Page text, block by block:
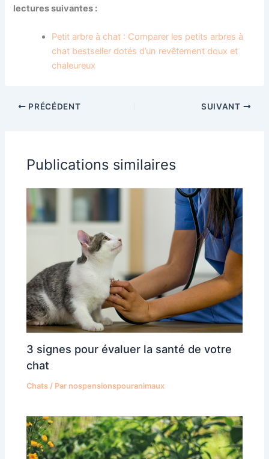
lectures suivantes :
Petit arbre à chat : Comparer les petits arbres à
chat bestseller dotés d’un revêtement doux et
chaleureux
PRÉCÉDENT SUIVANT
Publications similaires
3 signes pour évaluer la santé de votre
chat
Chats / Par nospensionspouranimaux